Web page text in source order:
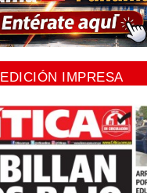
EDICIÓN IMPRESA